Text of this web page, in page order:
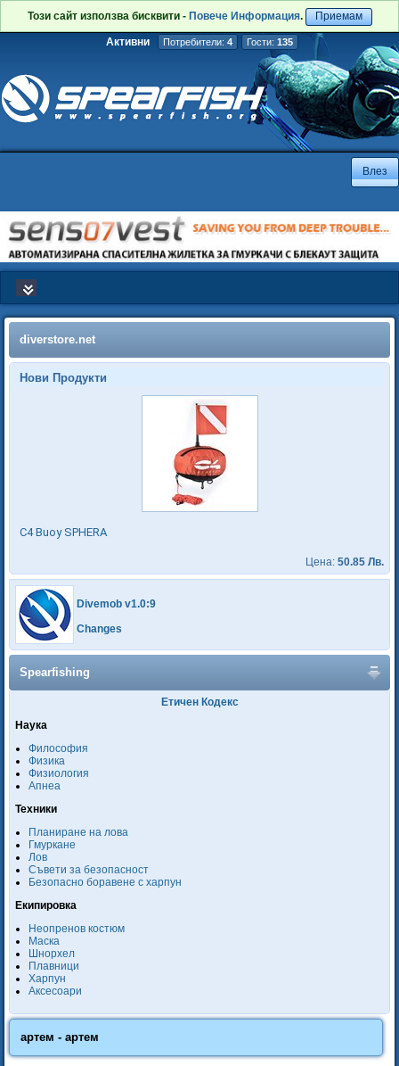
Този сайт използва бисквити - Повече Информация. Приемам
Активни Потребители: 4 Гости: 135
diverstore.net
Нови Продукти
C4 Buoy SPHERA
Цена: 50.85 Лв.
Divemob v1.0:9
Changes
Spearfishing
Етичен Кодекс
Наука
Философия
Физика
Физиология
Апнеа
Техники
Планиране на лова
Гмуркане
Лов
Съвети за безопасност
Безопасно боравене с харпун
Екипировка
Неопренов костюм
Маска
Шнорхел
Плавници
Харпун
Аксесоари
артем - артем